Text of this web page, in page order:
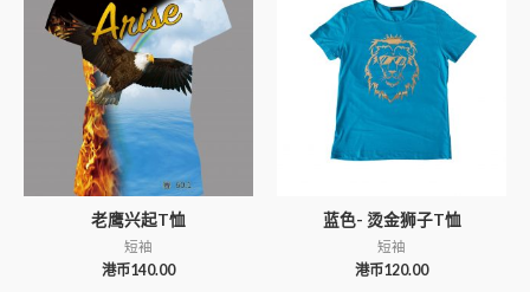
老鹰兴起T恤
短袖
港币140.00
蓝色- 烫金狮子T恤
短袖
港币120.00